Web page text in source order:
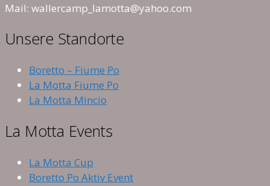
Mail: wallercamp_lamotta@yahoo.com
Unsere Standorte
Boretto – Fiume Po
La Motta Fiume Po
La Motta Mincio
La Motta Events
La Motta Cup
Boretto Po Aktiv Event